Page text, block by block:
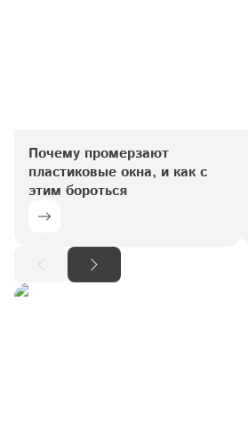
Почему промерзают
пластиковые окна, и как с
этим бороться